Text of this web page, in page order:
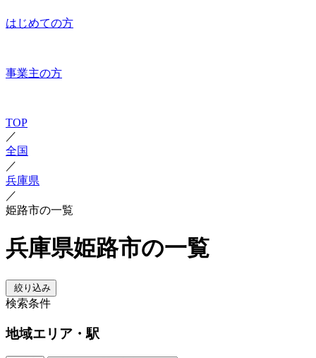
はじめての方
事業主の方
TOP
／
全国
／
兵庫県
／
姫路市の一覧
兵庫県姫路市の一覧
絞り込み
検索条件
地域エリア・駅